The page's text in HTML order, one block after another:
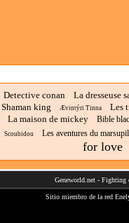
Detective conan La dresseuse
Shaman king Ævintýri Tinna Les
La maison de mickey Bible
Scoubidou Les aventures du
for love
Geneworld.net - Fighting
Sitio miembro de la red